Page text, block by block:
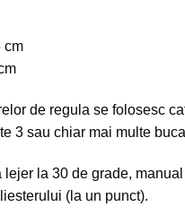
cm
de regula se folosesc
3 sau chiar mai multe
la 30 de grade,
(la un punct).